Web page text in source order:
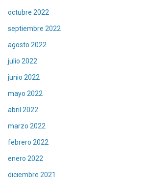
octubre 2022
septiembre 2022
agosto 2022
julio 2022
junio 2022
mayo 2022
abril 2022
marzo 2022
febrero 2022
enero 2022
diciembre 2021